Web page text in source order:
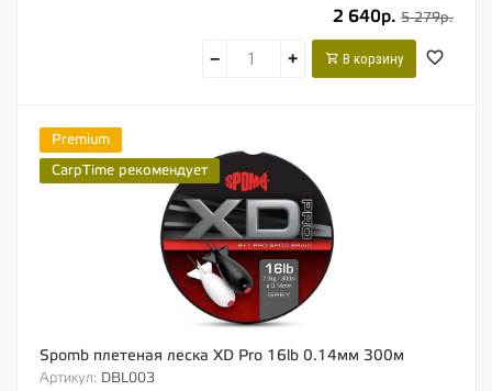
2 640р. 5 279р.
− + В корзину
Premium
CarpTime рекомендует
Spomb плетеная леска XD Pro 16lb 0.14мм 300м
Артикул: DBL003